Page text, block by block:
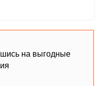
на выгодные